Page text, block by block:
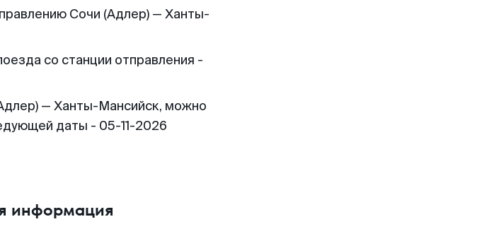
Сочи (Адлер) — Ханты-
со станции отправления -
— Ханты-Мансийск, можно
даты - 05-11-2026
информация